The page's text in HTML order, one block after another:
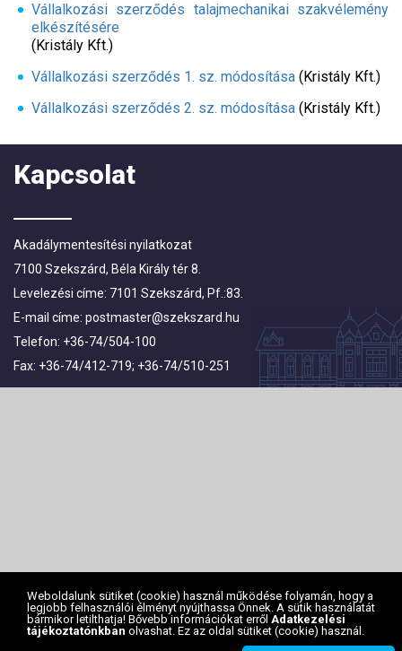
Weboldalunk sütiket (cookie) használ működése folyamán, hogy a
legjobb felhasználói élményt nyújthassa Önnek. A sütik használatát
bármikor letilthatja! Bővebb információkat erről Adatkezelési
tájékoztatónkban olvashat. Ez az oldal sütiket (cookie) használ.
Vállalkozási szerződés talajmechanikai szakvélemény
elkészítésére
(Kristály Kft.)
Vállalkozási szerződés 1. sz. módosítása (Kristály Kft.)
Vállalkozási szerződés 2. sz. módosítása (Kristály Kft.)
Kapcsolat
Akadálymentesítési nyilatkozat
7100 Szekszárd, Béla Király tér 8.
Levelezési címe: 7101 Szekszárd, Pf.:83.
E-mail címe: postmaster@szekszard.hu
Telefon: +36-74/504-100
Fax: +36-74/412-719; +36-74/510-251